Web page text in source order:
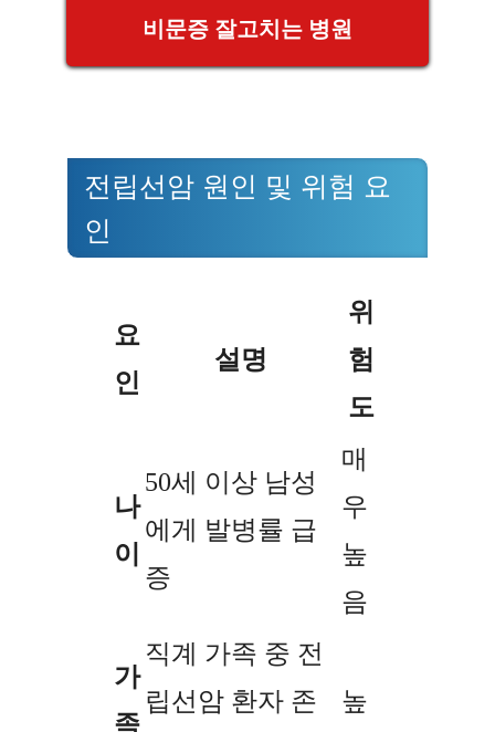
비문증 잘고치는 병원
전립선암 원인 및 위험 요
인
요
인
설명
위
험
도
나
이
50세 이상 남성
에게 발병률 급
증
매
우
높
음
가
족
직계 가족 중 전
립선암 환자 존
높